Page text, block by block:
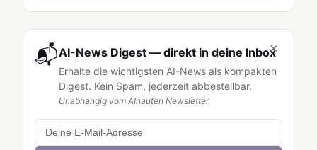
×
📬AI-News Digest — direkt in deine Inbox
Erhalte die wichtigsten AI-News als kompakten
Digest. Kein Spam, jederzeit abbestellbar.
Unabhängig vom AInauten Newsletter.